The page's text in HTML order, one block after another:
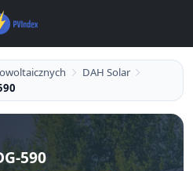
DAH Solar
590